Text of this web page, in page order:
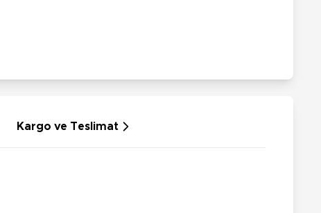
Bin Git Araçlar
Kargo ve Teslimat